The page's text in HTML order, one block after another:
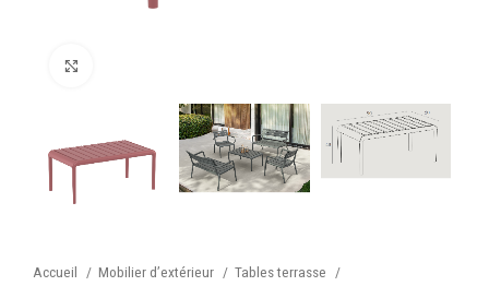
Accueil Mobilier d’extérieur
Tables terrasse